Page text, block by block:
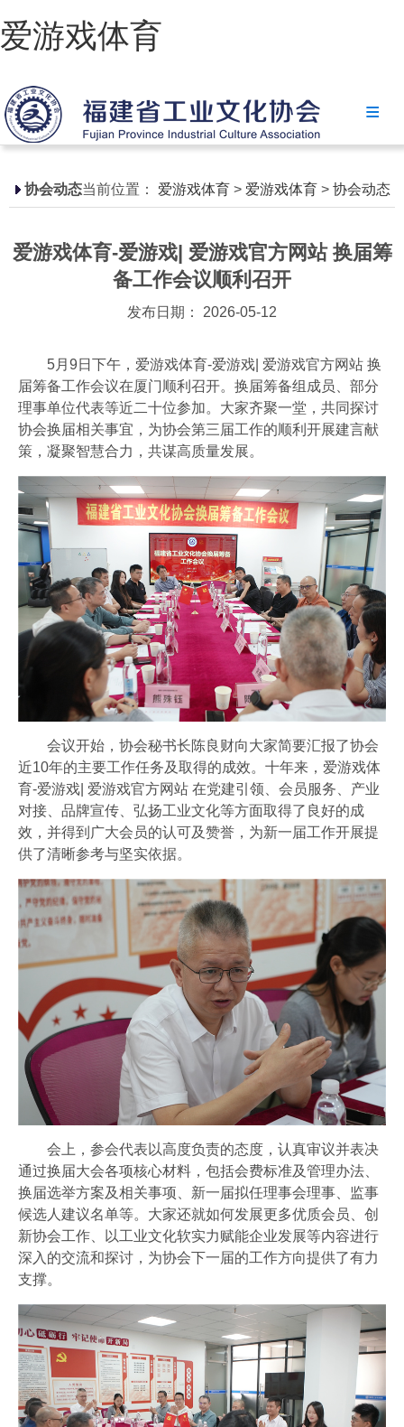
爱游戏体育
爱游戏体育
协会简介
政策法规
省级政策
工业视频
会员风采
协会月刊
爱游戏体育-爱游戏| 爱游戏官方网站
加入我们
协会动态当前位置： 爱游戏体育 > 爱游戏体育 > 协会动态
爱游戏体育-爱游戏| 爱游戏官方网站 换届筹
备工作会议顺利召开
发布日期： 2026-05-12
5月9日下午，爱游戏体育-爱游戏| 爱游戏官方网站 换
届筹备工作会议在厦门顺利召开。换届筹备组成员、部分
理事单位代表等近二十位参加。大家齐聚一堂，共同探讨
协会换届相关事宜，为协会第三届工作的顺利开展建言献
策，凝聚智慧合力，共谋高质量发展。
会议开始，协会秘书长陈良财向大家简要汇报了协会
近10年的主要工作任务及取得的成效。十年来，爱游戏体
育-爱游戏| 爱游戏官方网站 在党建引领、会员服务、产业
对接、品牌宣传、弘扬工业文化等方面取得了良好的成
效，并得到广大会员的认可及赞誉，为新一届工作开展提
供了清晰参考与坚实依据。
会上，参会代表以高度负责的态度，认真审议并表决
通过换届大会各项核心材料，包括会费标准及管理办法、
换届选举方案及相关事项、新一届拟任理事会理事、监事
候选人建议名单等。大家还就如何发展更多优质会员、创
新协会工作、以工业文化软实力赋能企业发展等内容进行
深入的交流和探讨，为协会下一届的工作方向提供了有力
支撑。